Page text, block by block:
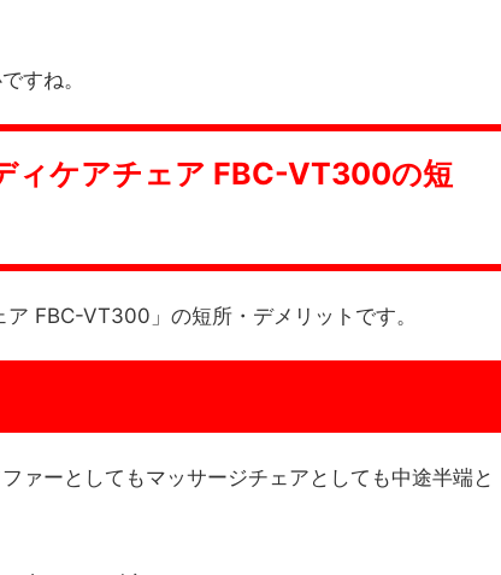
すね。
ィケアチェア FBC-VT300の短
ア FBC-VT300」の短所・デメリットです。
ァーとしてもマッサージチェアとしても中途半端と